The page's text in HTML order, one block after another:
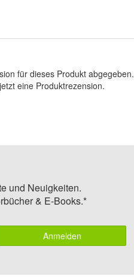
für dieses Produkt abgegeben.
eine Produktrezension.
und Neuigkeiten.
& E-Books.*
Anmelden